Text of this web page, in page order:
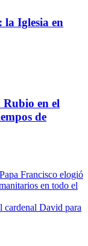
la Iglesia en
en el
de
Francisco elogió
en todo el
cardenal David para